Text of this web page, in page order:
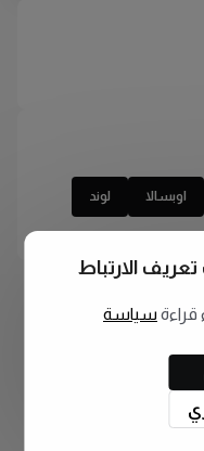
اوبسالا لوند
الارتباط
قراءة سياسة